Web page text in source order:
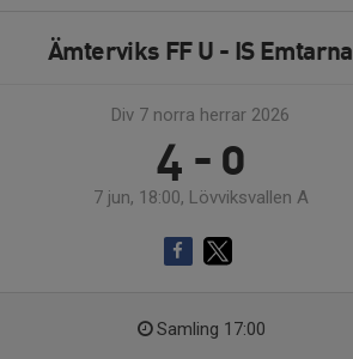
Ämterviks FF U - IS Emtarna
Div 7 norra herrar 2026
4 - 0
7 jun, 18:00, Lövviksvallen A
Samling 17:00